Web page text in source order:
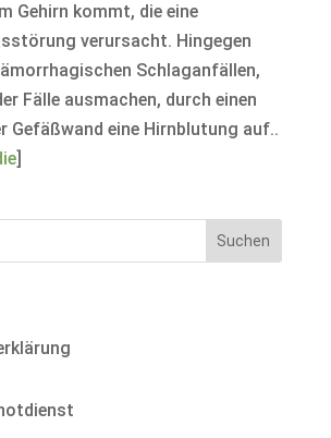
Gehirn kommt, die eine
verursacht. Hingegen
Schlaganfällen,
Fälle ausmachen, durch einen
Gefäßwand eine Hirnblutung auf..
]